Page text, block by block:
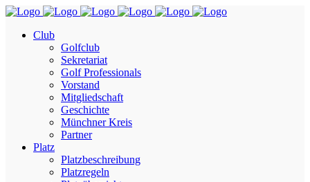
Club
Golfclub
Sekretariat
Golf Professionals
Vorstand
Mitgliedschaft
Geschichte
Münchner Kreis
Partner
Platz
Platzbeschreibung
Platzregeln